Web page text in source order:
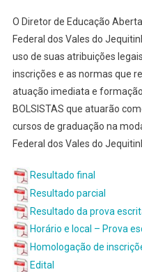
O Diretor de Educação
Federal dos Vales do
uso de suas atribuições
inscrições e as normas que
atuação imediata e
BOLSISTAS que atuarão
cursos de graduação na
Federal dos Vales do
Resultado final
Resultado parcial
Resultado da prova
Horário e local – Prova
Homologação de
Edital